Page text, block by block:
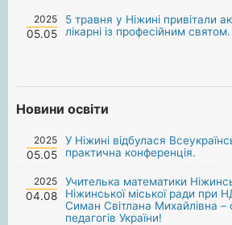
2025
05.05
5 травня у Ніжині привітали
лікарні із професійним святом.
Новини освіти
2025
05.05
У Ніжині відбулася
практична конференція.
2025
04.08
Учителька математики
Ніжинської міської ради при
Симан Світлана Михайлівна
педагогів України!